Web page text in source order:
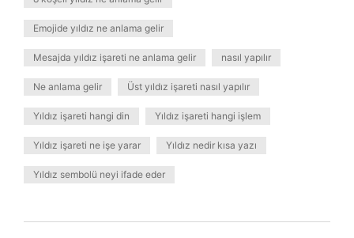
Emojide yıldız ne anlama gelir
Mesajda yıldız işareti ne anlama gelir nasıl yapılır
Ne anlama gelir Üst yıldız işareti nasıl yapılır
Yıldız işareti hangi din Yıldız işareti hangi işlem
Yıldız işareti ne işe yarar Yıldız nedir kısa yazı
Yıldız sembolü neyi ifade eder